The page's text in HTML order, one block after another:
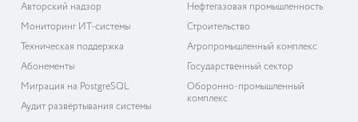
Авторский надзор
Мониторинг ИТ-системы
Техническая поддержка
Абонементы
Миграция на PostgreSQL
Аудит развёртывания системы
Нефтегазовая промышленность
Строительство
Агропромышленный комплекс
Государственный сектор
Оборонно-промышленный
комплекс